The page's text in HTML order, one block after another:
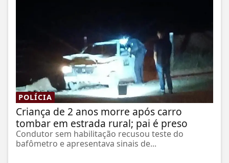
POLÍCIA
Criança de 2 anos morre após carro
tombar em estrada rural; pai é preso
Condutor sem habilitação recusou teste do
bafômetro e apresentava sinais de...